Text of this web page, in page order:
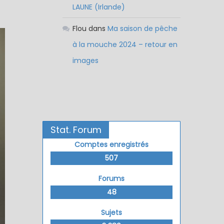
LAUNE (Irlande)
Flou dansMa saison de pêche
à la mouche 2024 – retour en
images
Stat. Forum
Comptes enregistrés
507
Forums
48
Sujets